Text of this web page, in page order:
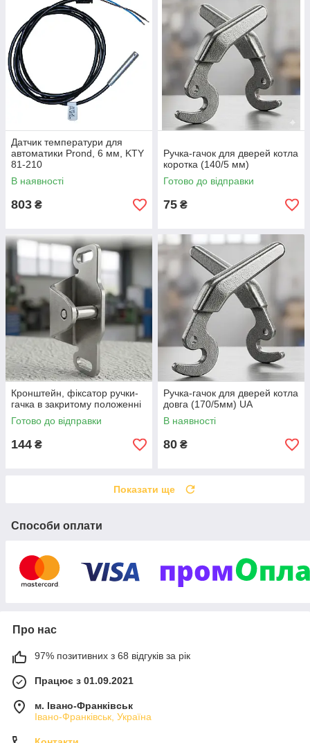
Датчик температури для
автоматики Prond, 6 мм, KTY
81-210
В наявності
803 ₴
Ручка-гачок для дверей котла
коротка (140/5 мм)
Готово до відправки
75 ₴
Кронштейн, фіксатор ручки-
гачка в закритому положенні
Готово до відправки
144 ₴
Ручка-гачок для дверей котла
довга (170/5мм) UA
В наявності
80 ₴
Показати ще
Способи оплати
Про нас
97% позитивних з 68 відгуків за рік
Працює з 01.09.2021
м. Івано-Франківськ
Івано-Франківськ, Україна